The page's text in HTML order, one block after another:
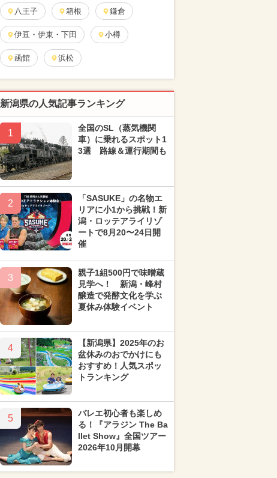
八王子 箱根 鎌倉
伊豆・伊東・下田 小樽
函館 浜松
新潟県の人気記事ランキング
1
全国のSL（蒸気機関
車）に乗れるスポット1
3選 路線＆運行期間も
2
「SASUKE」の名物エ
リアに小1から挑戦！新
潟・ロッテアライリゾ
ートで8月20〜24日開
催
3
親子1組500円で味噌蔵
見学へ！ 新潟・峰村
醸造で発酵文化を学ぶ
夏休み体験イベント
4
【新潟県】2025年のお
盆休みのおでかけにも
おすすめ！人気スポッ
トランキング
5
バレエ初心者も楽しめ
る！『アラジン The Ba
llet Show』全国ツアー
2026年10月開幕